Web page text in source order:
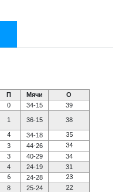
П Мячи
О
0 34-15 39
1 36-15 38
4 34-18 35
3 44-26 34
3 40-29
34
4 24-19
31
6 24-28 23
8 25-24 22